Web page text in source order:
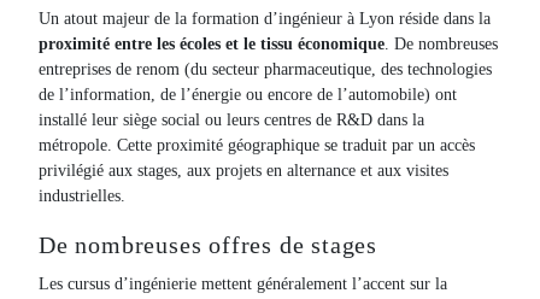
Un atout majeur de la formation d’ingénieur à Lyon réside dans la
proximité entre les écoles et le tissu économique. De nombreuses
entreprises de renom (du secteur pharmaceutique, des technologies
de l’information, de l’énergie ou encore de l’automobile) ont
installé leur siège social ou leurs centres de R&D dans la
métropole. Cette proximité géographique se traduit par un accès
privilégié aux stages, aux projets en alternance et aux visites
industrielles.
De nombreuses offres de stages
Les cursus d’ingénierie mettent généralement l’accent sur la